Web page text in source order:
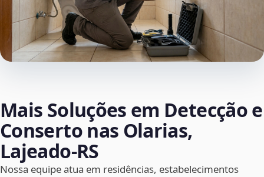
Mais Soluções em Detecção e
Conserto nas Olarias,
Lajeado‑RS
Nossa equipe atua em residências, estabelecimentos